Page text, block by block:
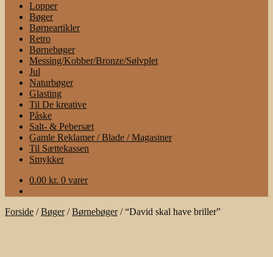
Lopper
Bøger
Børneartikler
Retro
Børnebøger
Messing/Kobber/Bronze/Sølvplet
Jul
Naturbøger
Glasting
Til De kreative
Påske
Salt- & Pebersæt
Gamle Reklamer / Blade / Magasiner
Til Sættekassen
Smykker
0.00 kr. 0 varer
Forside /Bøger/Børnebøger/“David skal have briller”